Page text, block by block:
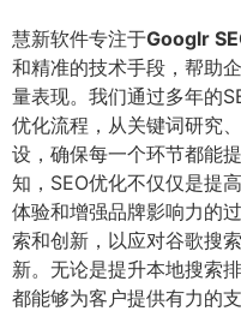
慧新软件专注于Googlr
和精准的技术手段，帮助
量表现。我们通过多年的
优化流程，从关键词研究
设，确保每一个环节都能
知，SEO优化不仅仅是提
体验和增强品牌影响力的
索和创新，以应对谷歌搜
新。无论是提升本地搜索
都能够为客户提供有力的